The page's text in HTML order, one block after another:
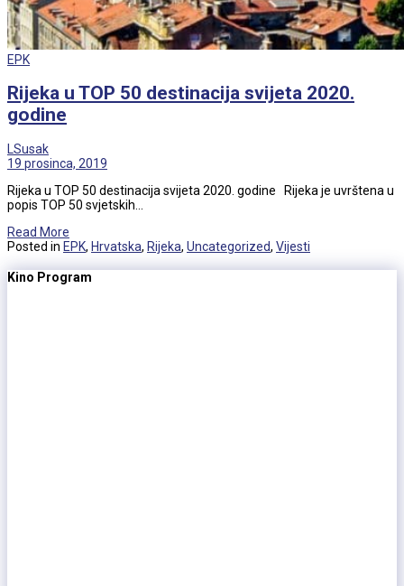
EPK
Rijeka u TOP 50 destinacija svijeta 2020.
godine
LSusak
19 prosinca, 2019
Rijeka u TOP 50 destinacija svijeta 2020. godine Rijeka je uvrštena u
popis TOP 50 svjetskih…
Read More
Posted in EPK, Hrvatska, Rijeka, Uncategorized, Vijesti
Kino Program